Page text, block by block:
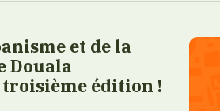
et de la
Douala
édition !